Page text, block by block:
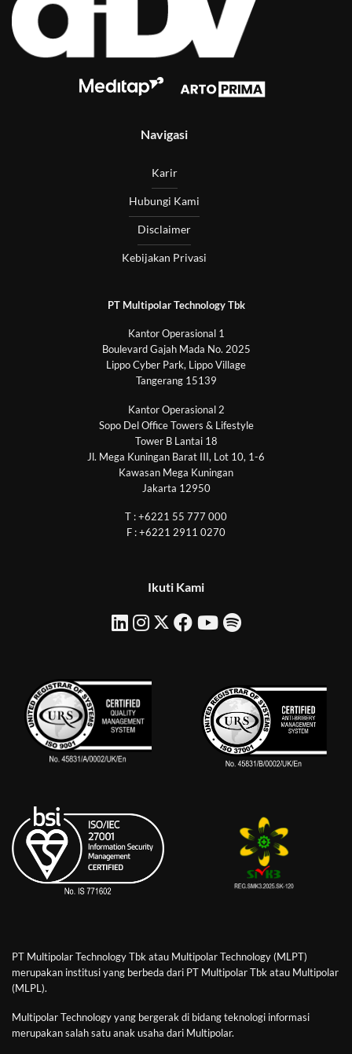
Navigasi
Karir
Hubungi Kami
Disclaimer
Kebijakan Privasi
PT Multipolar Technology Tbk
Kantor Operasional 1
Boulevard Gajah Mada No. 2025
Lippo Cyber Park, Lippo Village
Tangerang 15139
Kantor Operasional 2
Sopo Del Office Towers & Lifestyle
Tower B Lantai 18
Jl. Mega Kuningan Barat III, Lot 10, 1-6
Kawasan Mega Kuningan
Jakarta 12950
T : +6221 55 777 000
F : +6221 2911 0270
Ikuti Kami
PT Multipolar Technology Tbk atau Multipolar Technology (MLPT)
merupakan institusi yang berbeda dari PT Multipolar Tbk atau Multipolar
(MLPL).
Multipolar Technology yang bergerak di bidang teknologi informasi
merupakan salah satu anak usaha dari Multipolar.